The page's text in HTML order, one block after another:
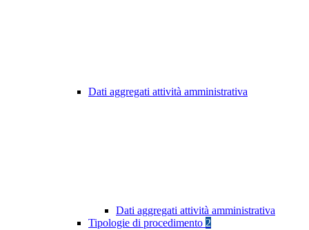
Dati aggregati attività amministrativa
Dati aggregati attività amministrativa
Tipologie di procedimento 2